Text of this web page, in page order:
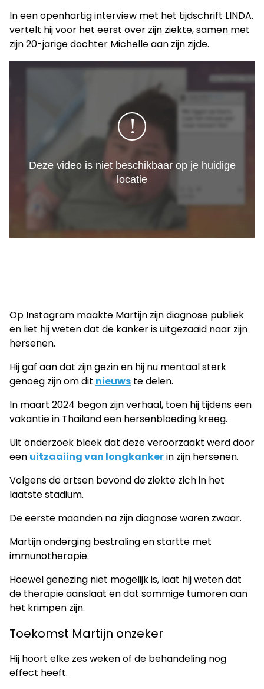
In een openhartig interview met het tijdschrift LINDA.
vertelt hij voor het eerst over zijn ziekte, samen met
zijn 20-jarige dochter Michelle aan zijn zijde.
Op Instagram maakte Martijn zijn diagnose publiek
en liet hij weten dat de kanker is uitgezaaid naar zijn
hersenen.
Hij gaf aan dat zijn gezin en hij nu mentaal sterk
genoeg zijn om dit nieuws te delen.
In maart 2024 begon zijn verhaal, toen hij tijdens een
vakantie in Thailand een hersenbloeding kreeg.
Uit onderzoek bleek dat deze veroorzaakt werd door
een uitzaaiing van longkankerin zijn hersenen.
Volgens de artsen bevond de ziekte zich in het
laatste stadium.
De eerste maanden na zijn diagnose waren zwaar.
Martijn onderging bestraling en startte met
immunotherapie.
Hoewel genezing niet mogelijk is, laat hij weten dat
de therapie aanslaat en dat sommige tumoren aan
het krimpen zijn.
Toekomst Martijn onzeker
Hij hoort elke zes weken of de behandeling nog
effect heeft.